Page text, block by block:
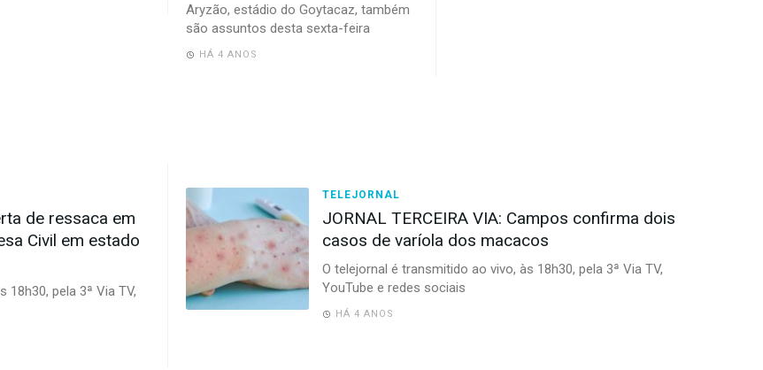
Aryzão, estádio do Goytacaz, também
são assuntos desta sexta-feira
HÁ 4 ANOS
de ressaca em
Civil em estado
18h30, pela 3ª Via TV,
TELEJORNAL
JORNAL TERCEIRA VIA: Campos confirma dois
casos de varíola dos macacos
O telejornal é transmitido ao vivo, às 18h30, pela 3ª Via TV,
YouTube e redes sociais
HÁ 4 ANOS